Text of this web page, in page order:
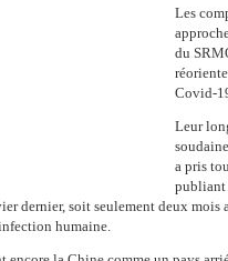
Les
du
Covid-
Leur
a pris
publiant
dernier, soit seulement deux mois
humaine.